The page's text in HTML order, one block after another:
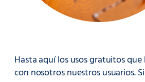
Hasta aquí los usos gratuitos
con nosotros nuestros usuarios.